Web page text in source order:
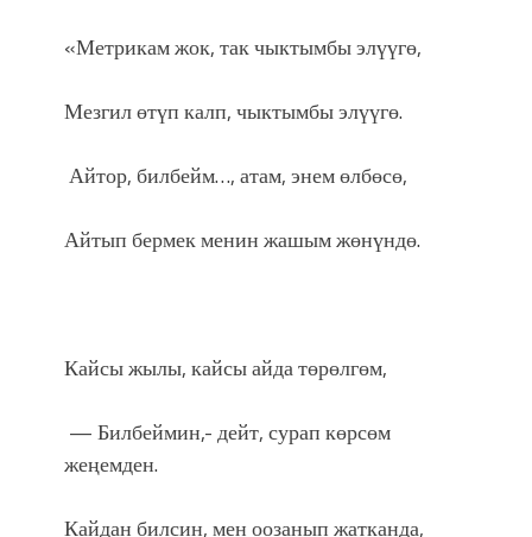
«Метрикам жок, так чыктымбы элүүгө,
Мезгил өтүп калп, чыктымбы элүүгө.
Айтор, билбейм…, атам, энем өлбөсө,
Айтып бермек менин жашым жөнүндө.
Кайсы жылы, кайсы айда төрөлгөм,
— Билбеймин,- дейт, сурап көрсөм
жеңемден.
Кайдан билсин, мен оозанып жатканда,